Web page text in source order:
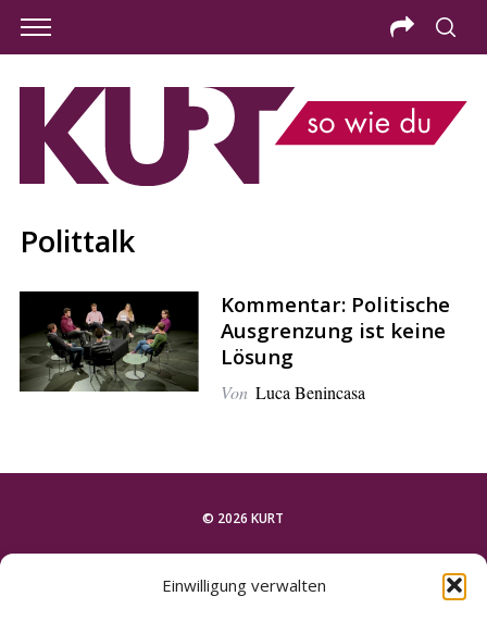
Einwilligung verwalten
Polittalk
Kommentar: Politische
Ausgrenzung ist keine
Lösung
Von Luca Benincasa
© 2026 KURT
NACH OBEN
a